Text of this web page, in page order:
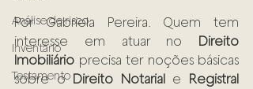
Análise de risco
Inventário
Testamento
Por Gabriela Pereira. Quem tem
interesse em atuar no Direito
Imobiliário precisa ter noções básicas
sobre o Direito Notarial e Registral